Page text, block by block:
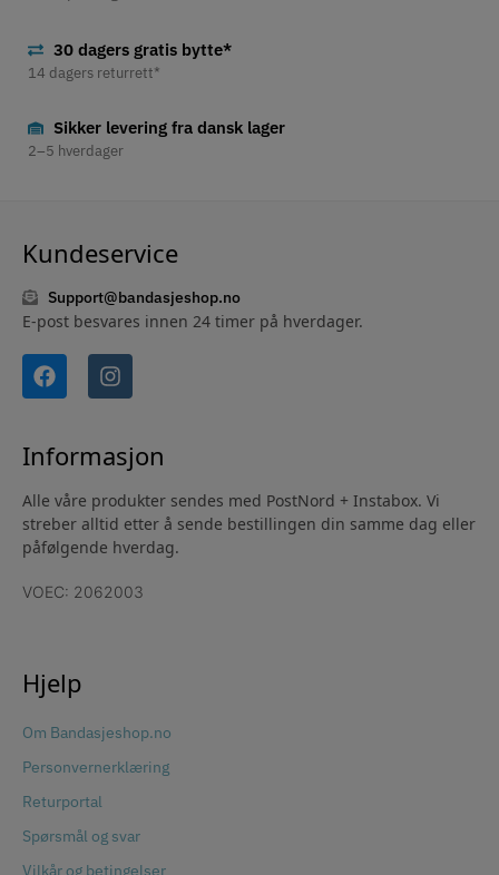
30 dagers gratis bytte*
14 dagers returrett*
Sikker levering fra dansk lager
2–5 hverdager
Kundeservice
Support@bandasjeshop.no
E-post besvares innen 24 timer på hverdager.
Informasjon
Alle våre produkter sendes med PostNord + Instabox. Vi
streber alltid etter å sende bestillingen din samme dag eller
påfølgende hverdag.
VOEC: 2062003
Hjelp
Om Bandasjeshop.no
Personvernerklæring
Returportal
Spørsmål og svar
Vilkår og betingelser